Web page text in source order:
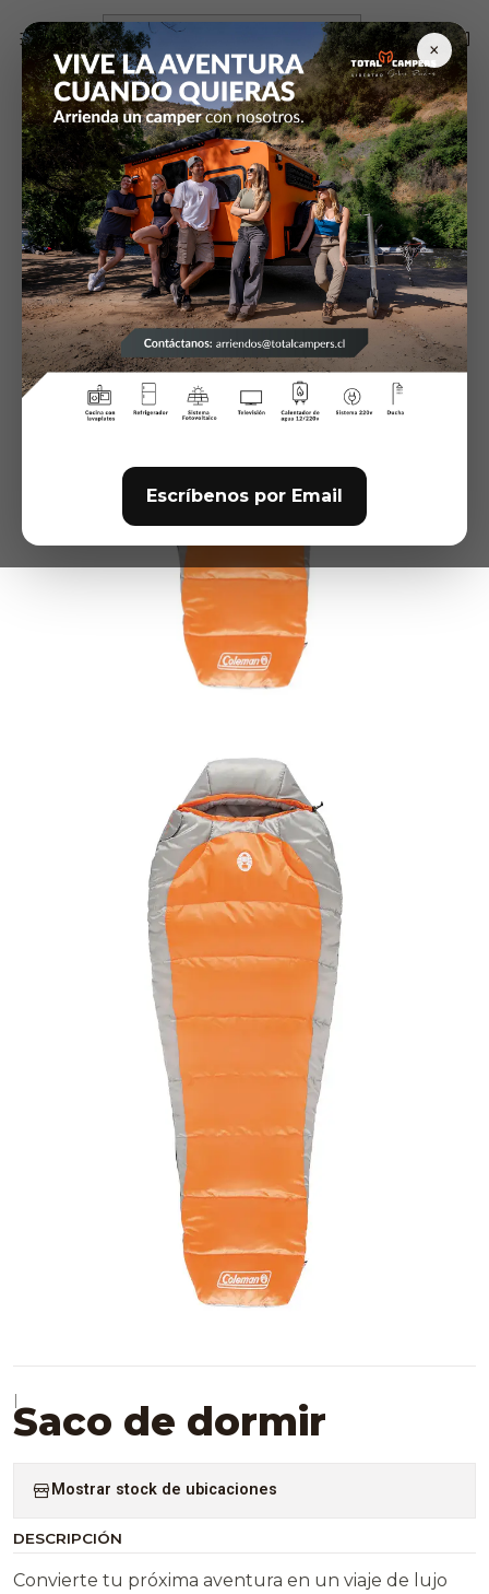
×
Escríbenos por Email
Inicio Articulos de Camping
Sacos de dormir
|
Saco de dormir
Mostrar stock de ubicaciones
DESCRIPCIÓN
Convierte tu próxima aventura en un viaje de lujo